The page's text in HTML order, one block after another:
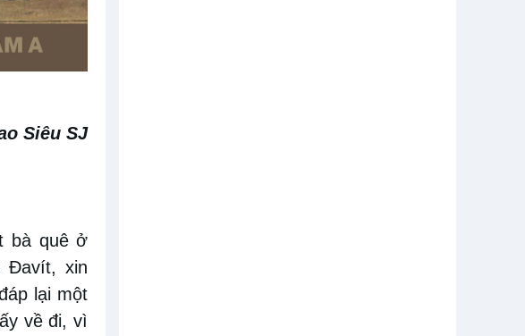
Siêu SJ
bà quê ở
Ðavít, xin
lại một
về đi, vì